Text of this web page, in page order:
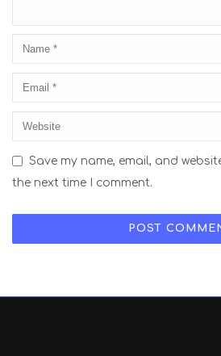
Save my name, email, and
the next time I comment.